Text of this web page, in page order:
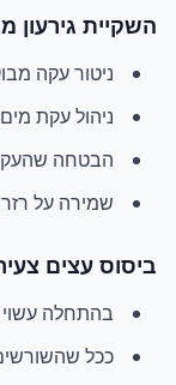
השקיית גירעון
ניטור עקה
ניהול עקת
הבטחה
שמירה על
ביסוס עצים
בהתחלה
ככל